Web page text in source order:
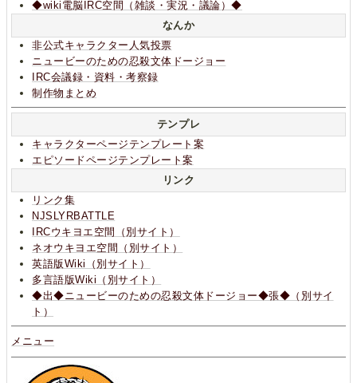
◆wiki電脳IRC空間（雑談・実況・議論）◆
なんか
非公式キャラクター人気投票
ニュービーのための忍殺文体ドージョー
IRC会議録・資料・考察録
制作物まとめ
テンプレ
キャラクターページテンプレート案
エピソードページテンプレート案
リンク
リンク集
NJSLYRBATTLE
IRCウキヨエ空間（別サイト）
ネオウキヨエ空間（別サイト）
英語版Wiki（別サイト）
多言語版Wiki（別サイト）
◆出◆ニュービーのための忍殺文体ドージョー◆張◆（別サイ
ト）
メニュー